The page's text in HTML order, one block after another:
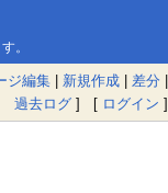
。
ジ編集 | 新規作成 | 差分 |
過去ログ ] [ ログイン ]